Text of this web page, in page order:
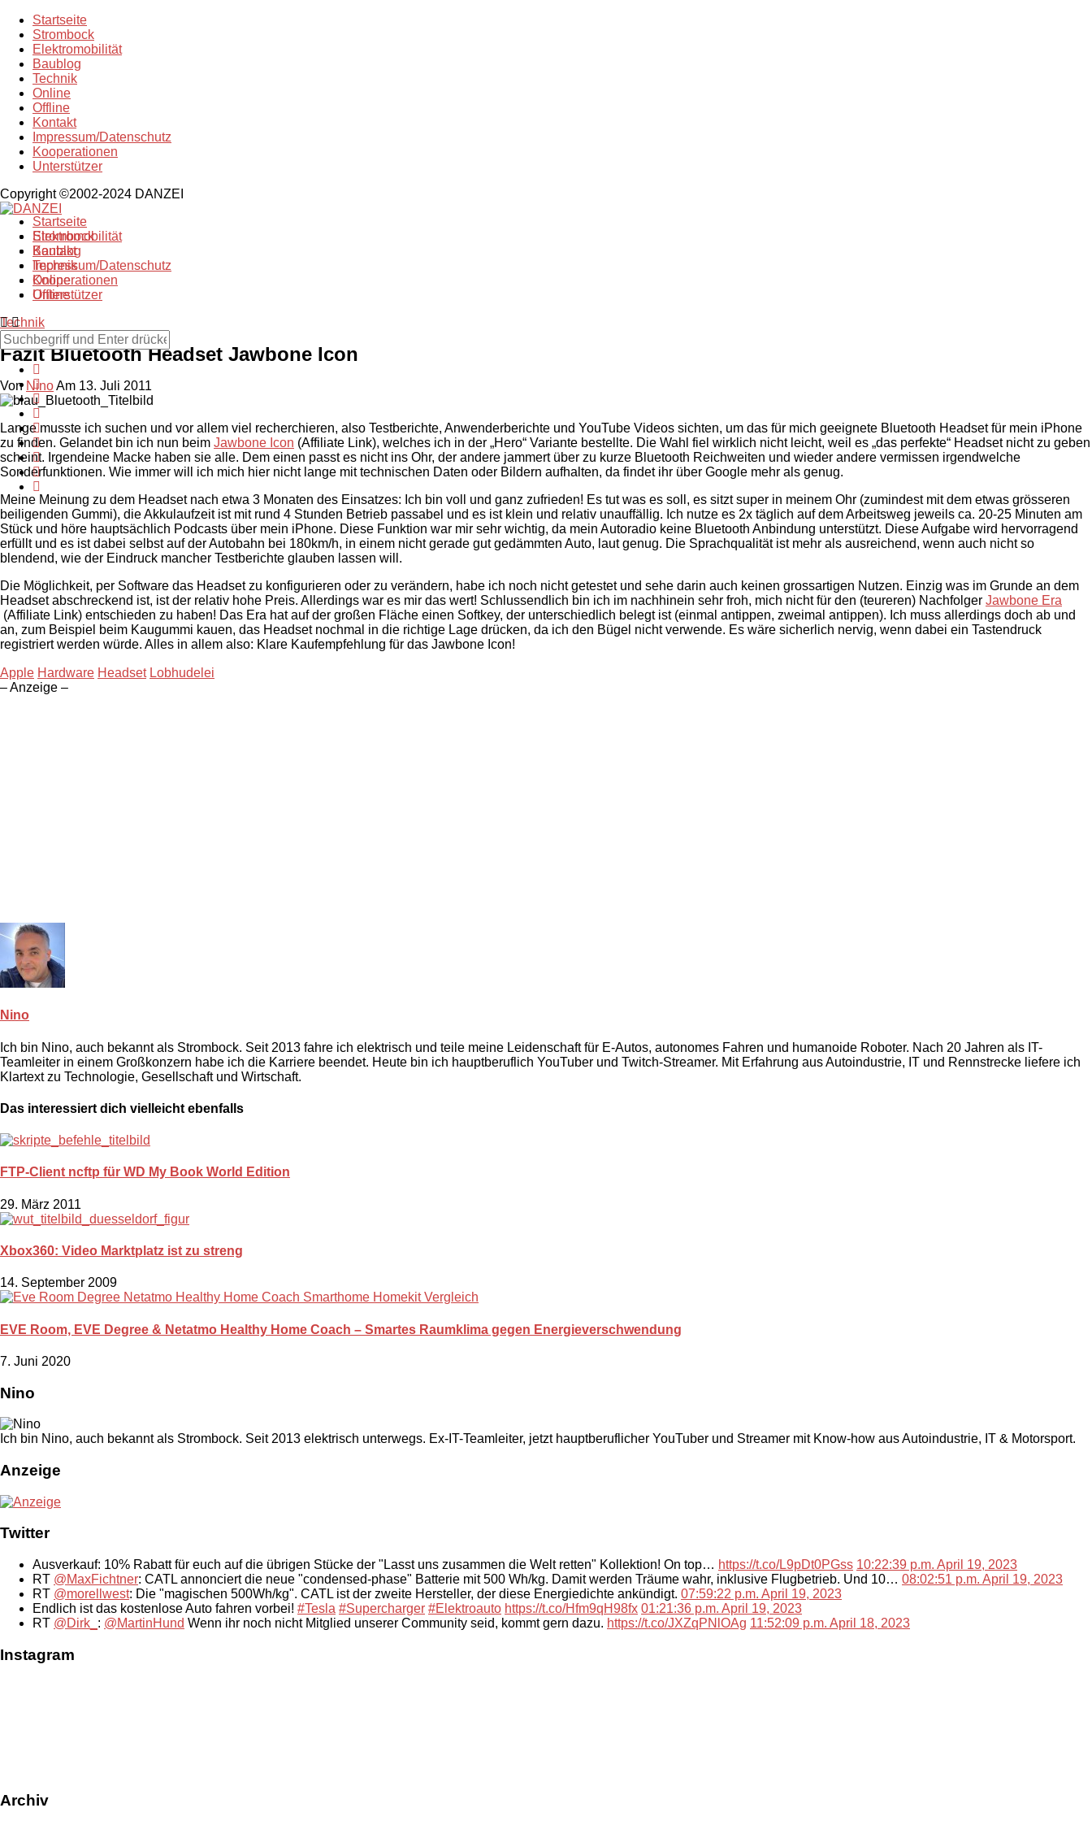
Startseite
Strombock
Elektromobilität
Baublog
Technik
Online
Offline
Kontakt
Impressum/Datenschutz
Kooperationen
Unterstützer
Copyright ©2002-2024 DANZEI
Startseite
Strombock
Kontakt
Impressum/Datenschutz
Kooperationen
Unterstützer
Elektromobilität
Baublog
Technik
Online
Offline
Technik
Fazit Bluetooth Headset Jawbone Icon
Von NinoAm 13. Juli 2011
Lange musste ich suchen und vor allem viel recherchieren, also Testberichte, Anwenderberichte und YouTube Videos sichten, um das für mich geeignete Bluetooth Headset für mein iPhone
zu finden. Gelandet bin ich nun beim Jawbone Icon (Affiliate Link), welches ich in der „Hero“ Variante bestellte. Die Wahl fiel wirklich nicht leicht, weil es „das perfekte“ Headset nicht zu geben
scheint. Irgendeine Macke haben sie alle. Dem einen passt es nicht ins Ohr, der andere jammert über zu kurze Bluetooth Reichweiten und wieder andere vermissen irgendwelche
Sonderfunktionen. Wie immer will ich mich hier nicht lange mit technischen Daten oder Bildern aufhalten, da findet ihr über Google mehr als genug.
Meine Meinung zu dem Headset nach etwa 3 Monaten des Einsatzes: Ich bin voll und ganz zufrieden! Es tut was es soll, es sitzt super in meinem Ohr (zumindest mit dem etwas grösseren
beiligenden Gummi), die Akkulaufzeit ist mit rund 4 Stunden Betrieb passabel und es ist klein und relativ unauffällig. Ich nutze es 2x täglich auf dem Arbeitsweg jeweils ca. 20-25 Minuten am
Stück und höre hauptsächlich Podcasts über mein iPhone. Diese Funktion war mir sehr wichtig, da mein Autoradio keine Bluetooth Anbindung unterstützt. Diese Aufgabe wird hervorragend
erfüllt und es ist dabei selbst auf der Autobahn bei 180km/h, in einem nicht gerade gut gedämmten Auto, laut genug. Die Sprachqualität ist mehr als ausreichend, wenn auch nicht so
blendend, wie der Eindruck mancher Testberichte glauben lassen will.
Die Möglichkeit, per Software das Headset zu konfigurieren oder zu verändern, habe ich noch nicht getestet und sehe darin auch keinen grossartigen Nutzen. Einzig was im Grunde an dem
Headset abschreckend ist, ist der relativ hohe Preis. Allerdings war es mir das wert! Schlussendlich bin ich im nachhinein sehr froh, mich nicht für den (teureren) Nachfolger Jawbone Era
(Affiliate Link) entschieden zu haben! Das Era hat auf der großen Fläche einen Softkey, der unterschiedlich belegt ist (einmal antippen, zweimal antippen). Ich muss allerdings doch ab und
an, zum Beispiel beim Kaugummi kauen, das Headset nochmal in die richtige Lage drücken, da ich den Bügel nicht verwende. Es wäre sicherlich nervig, wenn dabei ein Tastendruck
registriert werden würde. Alles in allem also: Klare Kaufempfehlung für das Jawbone Icon!
Apple Hardware Headset Lobhudelei
– Anzeige –
Nino
Ich bin Nino, auch bekannt als Strombock. Seit 2013 fahre ich elektrisch und teile meine Leidenschaft für E-Autos, autonomes Fahren und humanoide Roboter. Nach 20 Jahren als IT-
Teamleiter in einem Großkonzern habe ich die Karriere beendet. Heute bin ich hauptberuflich YouTuber und Twitch-Streamer. Mit Erfahrung aus Autoindustrie, IT und Rennstrecke liefere ich
Klartext zu Technologie, Gesellschaft und Wirtschaft.
Das interessiert dich vielleicht ebenfalls
FTP-Client ncftp für WD My Book World Edition
29. März 2011
Xbox360: Video Marktplatz ist zu streng
14. September 2009
EVE Room, EVE Degree & Netatmo Healthy Home Coach – Smartes Raumklima gegen Energieverschwendung
7. Juni 2020
Nino
Ich bin Nino, auch bekannt als Strombock. Seit 2013 elektrisch unterwegs. Ex-IT-Teamleiter, jetzt hauptberuflicher YouTuber und Streamer mit Know-how aus Autoindustrie, IT & Motorsport.
Anzeige
Twitter
Ausverkauf: 10% Rabatt für euch auf die übrigen Stücke der "Lasst uns zusammen die Welt retten" Kollektion! On top… https://t.co/L9pDt0PGss 10:22:39 p.m. April 19, 2023
RT @MaxFichtner: CATL annonciert die neue "condensed-phase" Batterie mit 500 Wh/kg. Damit werden Träume wahr, inklusive Flugbetrieb. Und 10… 08:02:51 p.m. April 19, 2023
RT @morellwest: Die "magischen 500Wh/kg". CATL ist der zweite Hersteller, der diese Energiedichte ankündigt. 07:59:22 p.m. April 19, 2023
Endlich ist das kostenlose Auto fahren vorbei! #Tesla #Supercharger #Elektroauto https://t.co/Hfm9qH98fx 01:21:36 p.m. April 19, 2023
RT @Dirk_ : @MartinHund Wenn ihr noch nicht Mitglied unserer Community seid, kommt gern dazu. https://t.co/JXZqPNlOAg 11:52:09 p.m. April 18, 2023
Instagram
Archiv